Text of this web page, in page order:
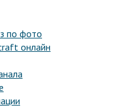
по фото
онлайн